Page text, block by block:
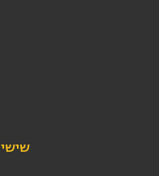
שישי 8:00–15:00 | שבת 9:00–16:00